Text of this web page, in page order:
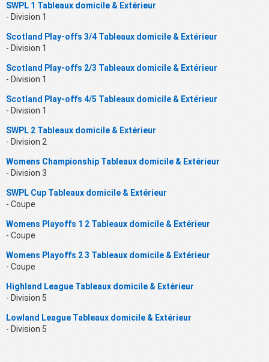
SWPL 1 Tableaux domicile & Extérieur
- Division 1
Scotland Play-offs 3/4 Tableaux domicile & Extérieur
- Division 1
Scotland Play-offs 2/3 Tableaux domicile & Extérieur
- Division 1
Scotland Play-offs 4/5 Tableaux domicile & Extérieur
- Division 1
SWPL 2 Tableaux domicile & Extérieur
- Division 2
Womens Championship Tableaux domicile & Extérieur
- Division 3
SWPL Cup Tableaux domicile & Extérieur
- Coupe
Womens Playoffs 1 2 Tableaux domicile & Extérieur
- Coupe
Womens Playoffs 2 3 Tableaux domicile & Extérieur
- Coupe
Highland League Tableaux domicile & Extérieur
- Division 5
Lowland League Tableaux domicile & Extérieur
- Division 5